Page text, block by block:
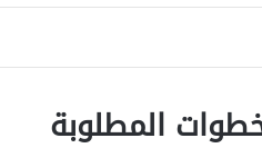
المطلوبة